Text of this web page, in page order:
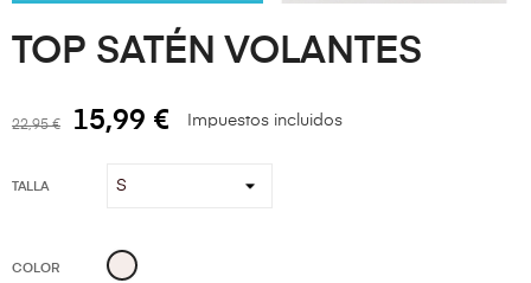
TOP SATÉN VOLANTES
22,95 € 15,99 € Impuestos incluidos
TALLA
COLOR BEIGE